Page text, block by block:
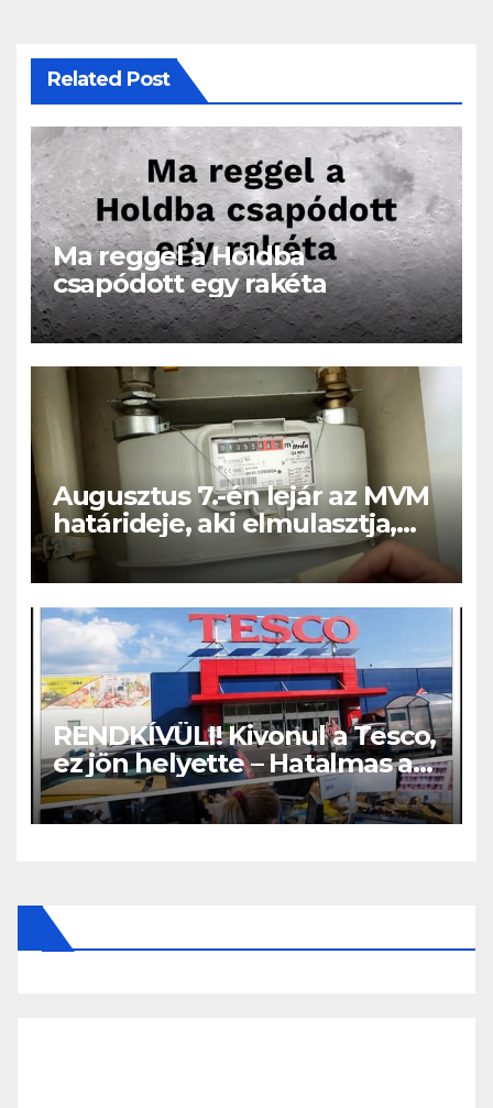
Related Post
Ma reggel a Holdba
csapódott egy rakéta
Augusztus 7.-én lejár az MVM
határideje, aki elmulasztja,
nagy bajba kerülhet!
RENDKÍVÜLI! Kivonul a Tesco,
ez jön helyette – Hatalmas a
felháborodás az országban: